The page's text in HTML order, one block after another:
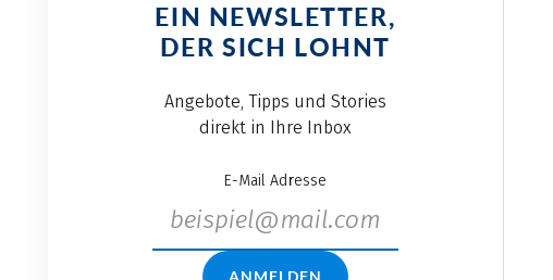
EIN NEWSLETTER,
DER SICH LOHNT
Angebote, Tipps und Stories
direkt in Ihre Inbox
E-Mail Adresse
ANMELDEN